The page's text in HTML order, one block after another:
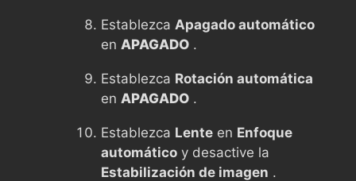
Establezca Apagado automático
en APAGADO .
Establezca Rotación automática
en APAGADO .
Establezca Lente en Enfoque
automático y desactive la
Estabilización de imagen .